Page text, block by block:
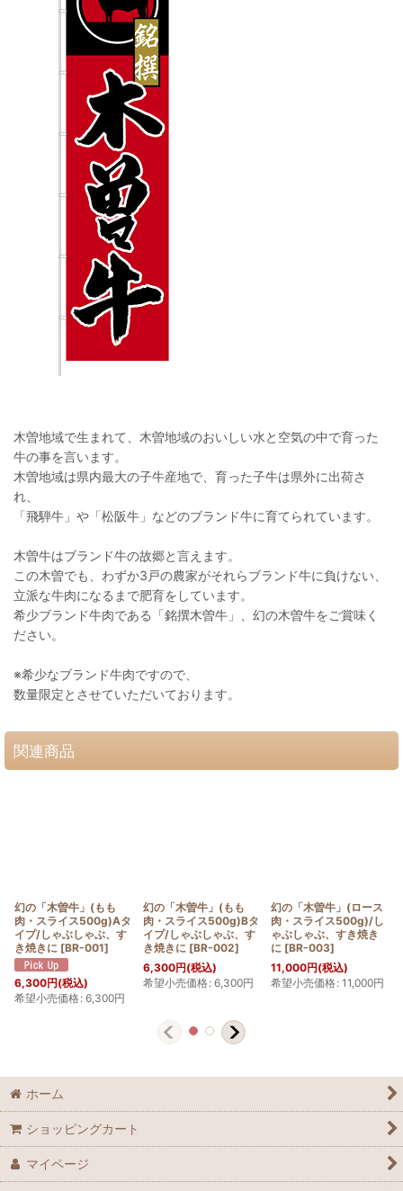
木曽地域で生まれて、木曽地域のおいしい水と空気の中で育った
牛の事を言います。
木曽地域は県内最大の子牛産地で、育った子牛は県外に出荷さ
れ、
「飛騨牛」や「松阪牛」などのブランド牛に育てられています。
木曽牛はブランド牛の故郷と言えます。
この木曽でも、わずか3戸の農家がそれらブランド牛に負けない、
立派な牛肉になるまで肥育をしています。
希少ブランド牛肉である「銘撰木曽牛」、幻の木曽牛をご賞味く
ださい。
※希少なブランド牛肉ですので、
数量限定とさせていただいております。
関連商品
幻の「木曽牛」(もも
肉・スライス500g)Aタ
イプ/しゃぶしゃぶ、す
き焼きに [BR-001]
6,300円(税込)
希望小売価格: 6,300円
幻の「木曽牛」(もも
肉・スライス500g)Bタ
イプ/しゃぶしゃぶ、す
き焼きに [BR-002]
6,300円(税込)
希望小売価格: 6,300円
幻の「木曽牛」(ロース
肉・スライス500g)/し
ゃぶしゃぶ、すき焼き
に [BR-003]
11,000円(税込)
希望小売価格: 11,000円
ホーム
ショッピングカート
マイページ